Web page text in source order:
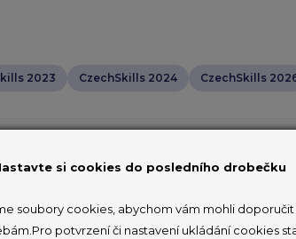
2023 CzechSkills 2024 CzechSkills
komora České republiky dnes
vzájemné spolupráci.
si cookies do posledního drobečku
soubory cookies, abychom vám mohli doporučit
potvrzení či nastavení ukládání cookies